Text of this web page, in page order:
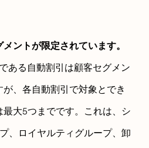
ントが限定されています。
ある自動割引は顧客セグメン
が、各自動割引で対象とでき
最大5つまでです。これは、シ
、ロイヤルティグループ、卸